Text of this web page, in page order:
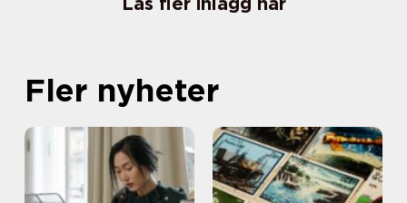
Fler nyheter